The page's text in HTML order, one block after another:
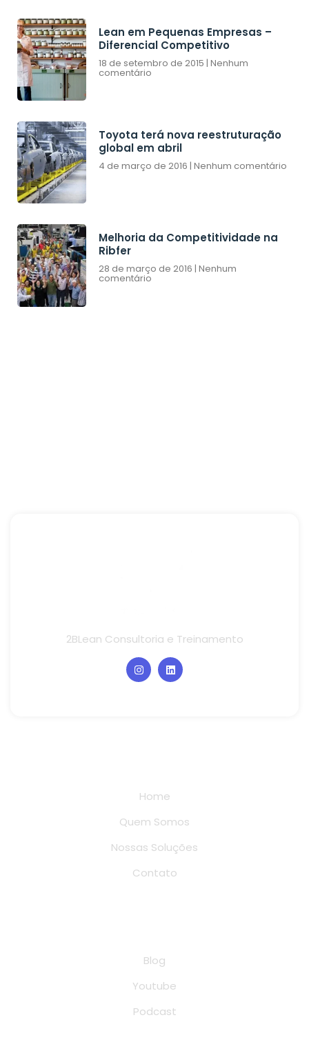
Lean em Pequenas Empresas –
Diferencial Competitivo
18 de setembro de 2015 Nenhum
comentário
Toyota terá nova reestruturação
global em abril
4 de março de 2016 Nenhum comentário
Melhoria da Competitividade na
Ribfer
28 de março de 2016 Nenhum
comentário
2BLean Consultoria e Treinamento
Home
Quem Somos
Nossas Soluções
Contato
Blog
Youtube
Podcast